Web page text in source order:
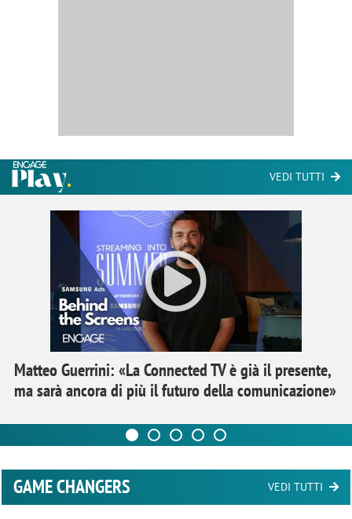
VEDI TUTTI
Matteo Guerrini: «La Connected TV è già il presente,
ma sarà ancora di più il futuro della comunicazione»
GAME CHANGERS VEDI TUTTI